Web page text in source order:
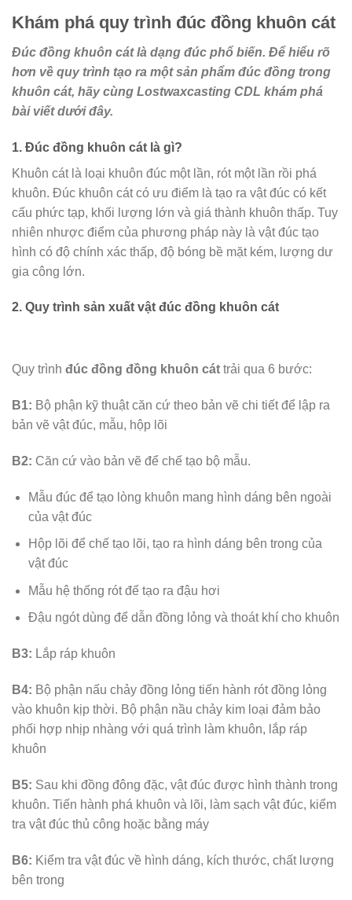
Khám phá quy trình đúc đồng khuôn cát
Đúc đồng khuôn cát là dạng đúc phổ biến. Để hiểu rõ
hơn về quy trình tạo ra một sản phẩm đúc đồng trong
khuôn cát, hãy cùng Lostwaxcasting CDL khám phá
bài viết dưới đây.
1. Đúc đồng khuôn cát là gì?
Khuôn cát là loại khuôn đúc một lần, rót một lần rồi phá
khuôn. Đúc khuôn cát có ưu điểm là tạo ra vật đúc có kết
cấu phức tạp, khối lượng lớn và giá thành khuôn thấp. Tuy
nhiên nhược điểm của phương pháp này là vật đúc tạo
hình có độ chính xác thấp, độ bóng bề mặt kém, lượng dư
gia công lớn.
2. Quy trình sản xuất vật đúc đồng khuôn cát
Quy trình đúc đồng đồng khuôn cát trải qua 6 bước:
B1: Bộ phận kỹ thuật căn cứ theo bản vẽ chi tiết để lập ra
bản vẽ vật đúc, mẫu, hộp lõi
B2: Căn cứ vào bản vẽ để chế tạo bộ mẫu.
Mẫu đúc để tạo lòng khuôn mang hình dáng bên ngoài
của vật đúc
Hộp lõi để chế tạo lõi, tạo ra hình dáng bên trong của
vật đúc
Mẫu hệ thống rót để tạo ra đậu hơi
Đậu ngót dùng để dẫn đồng lỏng và thoát khí cho khuôn
B3: Lắp ráp khuôn
B4: Bộ phận nấu chảy đồng lỏng tiến hành rót đồng lỏng
vào khuôn kịp thời. Bộ phận nầu chảy kim loại đảm bảo
phối hợp nhịp nhàng với quá trình làm khuôn, lắp ráp
khuôn
B5: Sau khi đồng đông đặc, vật đúc được hình thành trong
khuôn. Tiến hành phá khuôn và lõi, làm sạch vật đúc, kiểm
tra vật đúc thủ công hoặc bằng máy
B6: Kiểm tra vật đúc về hình dáng, kích thước, chất lượng
bên trong